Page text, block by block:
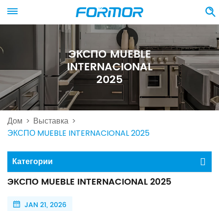
ЭКСПО MUEBLE
INTERNACIONAL
2025
Дом > Выставка >
ЭКСПО MUEBLE INTERNACIONAL 2025
Категории
ЭКСПО MUEBLE INTERNACIONAL 2025
JAN 21, 2026